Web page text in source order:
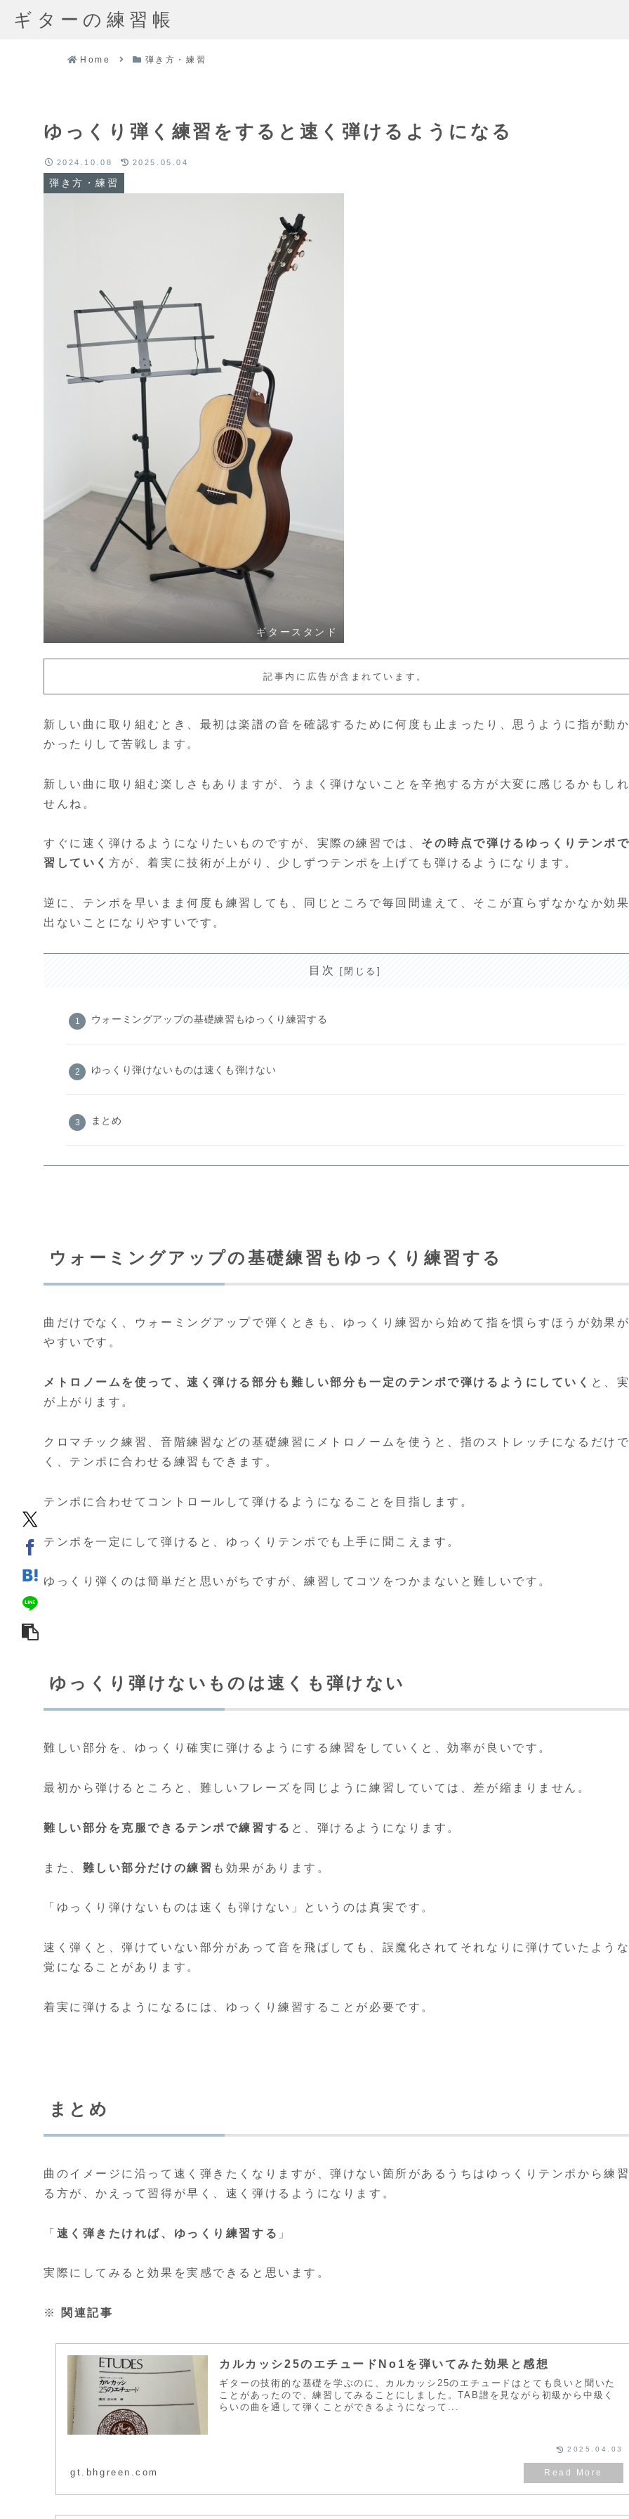
ギターの練習帳
Home 弾き方・練習
ゆっくり弾く練習をすると速く弾けるようになる
弾き方・練習
ギタースタンド
2024.10.08 2025.05.04
記事内に広告が含まれています。
新しい曲に取り組むとき、最初は楽譜の音を確認するために何度も止まったり、思うように指が動
かったりして苦戦します。
新しい曲に取り組む楽しさもありますが、うまく弾けないことを辛抱する方が大変に感じるかもしれ
せんね。
すぐに速く弾けるようになりたいものですが、実際の練習では、 その時点で弾けるゆっくりテンポ
習していく 方が、着実に技術が上がり、少しずつテンポを上げても弾けるようになります。
逆に、テンポを早いまま何度も練習しても、同じところで毎回間違えて、そこが直らずなかなか効
出ないことになりやすいです。
目次
ウォーミングアップの基礎練習もゆっくり練習する
ゆっくり弾けないものは速くも弾けない
まとめ
ウォーミングアップの基礎練習もゆっくり練習する
曲だけでなく、ウォーミングアップで弾くときも、ゆっくり練習から始めて指を慣らすほうが効果が
やすいです。
メトロノームを使って、速く弾ける部分も難しい部分も一定のテンポで弾けるようにしていく と、
が上がります。
クロマチック練習、音階練習などの基礎練習にメトロノームを使うと、指のストレッチになるだけ
く、テンポに合わせる練習もできます。
テンポに合わせてコントロールして弾けるようになることを目指します。
テンポを一定にして弾けると、ゆっくりテンポでも上手に聞こえます。
ゆっくり弾くのは簡単だと思いがちですが、練習してコツをつかまないと難しいです。
ゆっくり弾けないものは速くも弾けない
難しい部分を、ゆっくり確実に弾けるようにする練習をしていくと、効率が良いです。
最初から弾けるところと、難しいフレーズを同じように練習していては、差が縮まりません。
難しい部分を克服できるテンポで練習する と、弾けるようになります。
また、 難しい部分だけの練習 も効果があります。
「ゆっくり弾けないものは速くも弾けない」というのは真実です。
速く弾くと、弾けていない部分があって音を飛ばしても、誤魔化されてそれなりに弾けていたよう
覚になることがあります。
着実に弾けるようになるには、ゆっくり練習することが必要です。
まとめ
曲のイメージに沿って速く弾きたくなりますが、弾けない箇所があるうちはゆっくりテンポから練
る方が、かえって習得が早く、速く弾けるようになります。
「 速く弾きたければ、ゆっくり練習する 」
実際にしてみると効果を実感できると思います。
※ 関連記事
カルカッシ25のエチュードNo1を弾いてみた効果と感想
ギターの技術的な基礎を学ぶのに、カルカッシ25のエチュードはとても良いと聞いた
ことがあったので、練習してみることにしました。TAB譜を見ながら初級から中級く
らいの曲を通して弾くことができるようになって...
gt.bhgreen.com
2025.04.03